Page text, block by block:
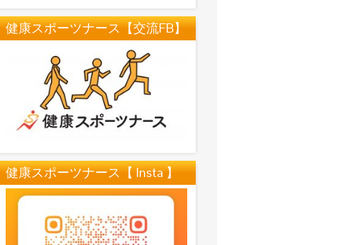
健康スポーツナース【交流FB】
健康スポーツナース【 Insta 】